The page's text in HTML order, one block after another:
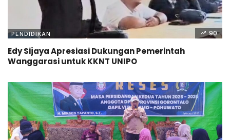
PENDIDIKAN 90
Edy Sijaya Apresiasi Dukungan Pemerintah
Wanggarasi untuk KKNT UNIPO